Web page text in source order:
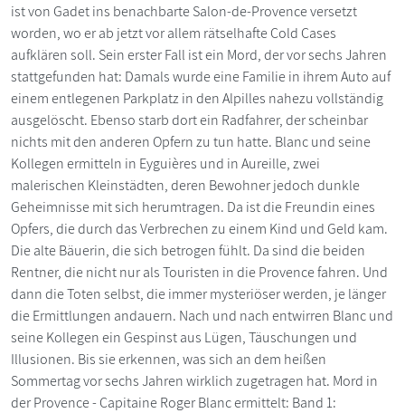
ist von Gadet ins benachbarte Salon-de-Provence versetzt
worden, wo er ab jetzt vor allem rätselhafte Cold Cases
aufklären soll. Sein erster Fall ist ein Mord, der vor sechs Jahren
stattgefunden hat: Damals wurde eine Familie in ihrem Auto auf
einem entlegenen Parkplatz in den Alpilles nahezu vollständig
ausgelöscht. Ebenso starb dort ein Radfahrer, der scheinbar
nichts mit den anderen Opfern zu tun hatte. Blanc und seine
Kollegen ermitteln in Eyguières und in Aureille, zwei
malerischen Kleinstädten, deren Bewohner jedoch dunkle
Geheimnisse mit sich herumtragen. Da ist die Freundin eines
Opfers, die durch das Verbrechen zu einem Kind und Geld kam.
Die alte Bäuerin, die sich betrogen fühlt. Da sind die beiden
Rentner, die nicht nur als Touristen in die Provence fahren. Und
dann die Toten selbst, die immer mysteriöser werden, je länger
die Ermittlungen andauern. Nach und nach entwirren Blanc und
seine Kollegen ein Gespinst aus Lügen, Täuschungen und
Illusionen. Bis sie erkennen, was sich an dem heißen
Sommertag vor sechs Jahren wirklich zugetragen hat. Mord in
der Provence - Capitaine Roger Blanc ermittelt: Band 1: